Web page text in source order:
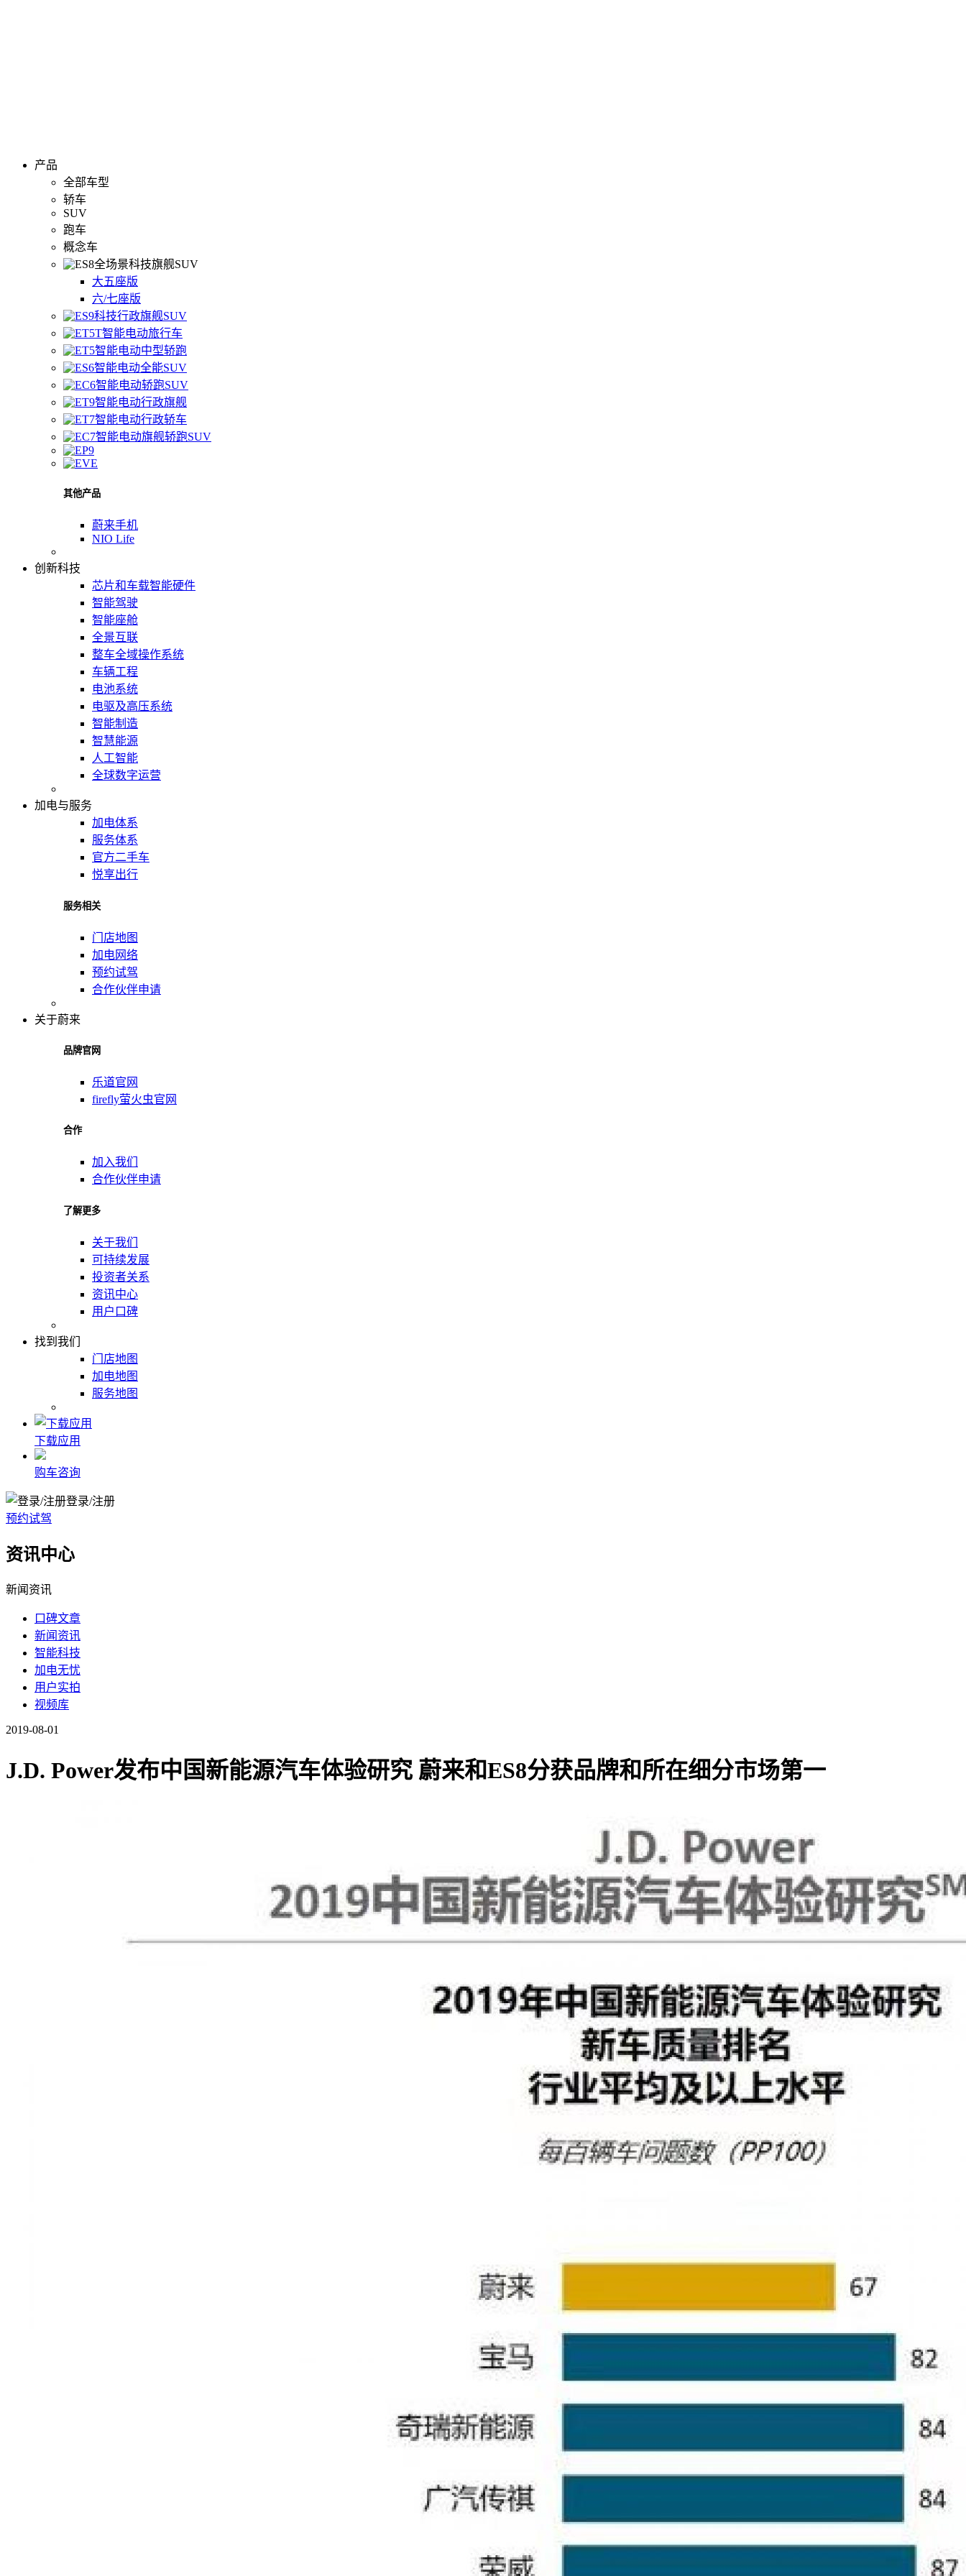
产品
全部车型
轿车
SUV
跑车
概念车
全场景科技旗舰SUV
大五座版
六/七座版
科技行政旗舰SUV
智能电动旅行车
智能电动中型轿跑
智能电动全能SUV
智能电动轿跑SUV
智能电动行政旗舰
智能电动行政轿车
智能电动旗舰轿跑SUV
其他产品
蔚来手机
NIO Life
创新科技
芯片和车载智能硬件
智能驾驶
智能座舱
全景互联
整车全域操作系统
车辆工程
电池系统
电驱及高压系统
智能制造
智慧能源
人工智能
全球数字运营
加电与服务
加电体系
服务体系
官方二手车
悦享出行
服务相关
门店地图
加电网络
预约试驾
合作伙伴申请
关于蔚来
品牌官网
乐道官网
firefly萤火虫官网
合作
加入我们
合作伙伴申请
了解更多
关于我们
可持续发展
投资者关系
资讯中心
用户口碑
找到我们
门店地图
加电地图
服务地图
下载应用
购车咨询
登录/注册
预约试驾
资讯中心
新闻资讯
口碑文章
新闻资讯
智能科技
加电无忧
用户实拍
视频库
2019-08-01
J.D. Power发布中国新能源汽车体验研究 蔚来和ES8分获品牌和所在细分市场第一